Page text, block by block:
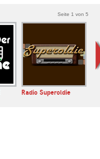
Seite 1 von 5
Radio Superoldie